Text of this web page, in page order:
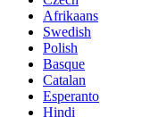
Afrikaans
Swedish
Polish
Basque
Catalan
Esperanto
Hindi